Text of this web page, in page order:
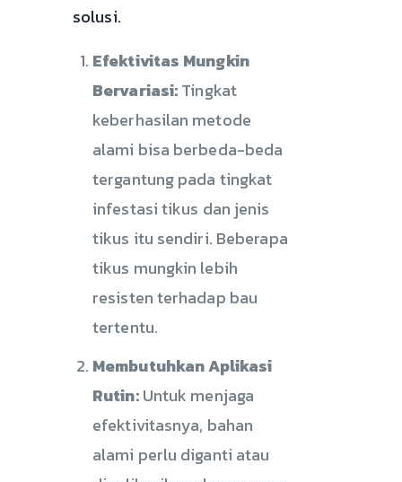
solusi.
Efektivitas Mungkin
Bervariasi:Tingkat
keberhasilan metode
alami bisa berbeda-beda
tergantung pada tingkat
infestasi tikus dan jenis
tikus itu sendiri. Beberapa
tikus mungkin lebih
resisten terhadap bau
tertentu.
Membutuhkan Aplikasi
Rutin:Untuk menjaga
efektivitasnya, bahan
alami perlu diganti atau